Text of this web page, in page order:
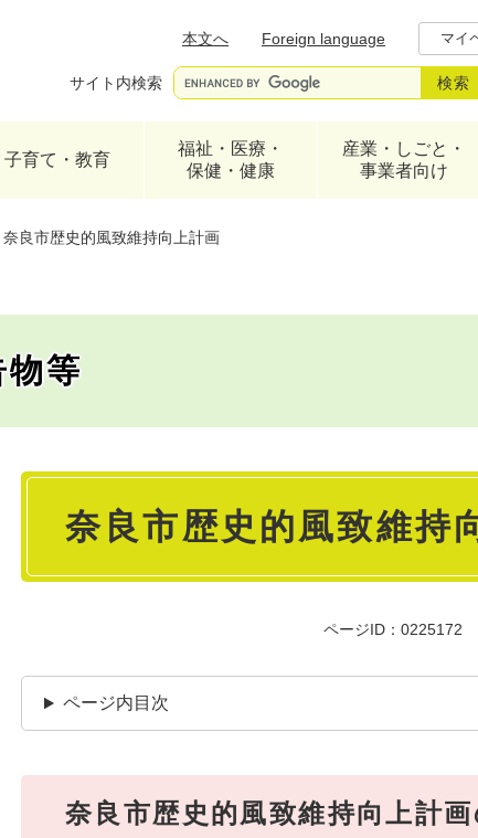
本文へ
Foreign language マイ
サイト内検索
子育て・教育
福祉・医療・
保健・健康
産業・しごと・
事業者向け
奈良市歴史的風致維持向上計画
物等
本
奈良市歴史的風致維持
ページID：0225172
ページ内目次
奈良市歴史的風致維持向上計